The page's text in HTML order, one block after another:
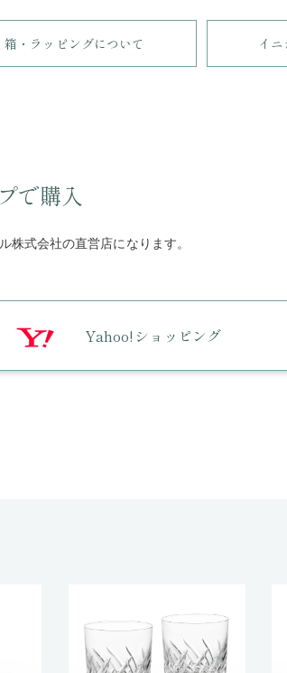
箱・ラッピングについて イ
で購入
株式会社の直営店になります。
Yahoo!ショッピング